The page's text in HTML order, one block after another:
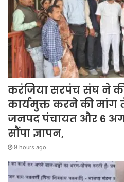
करंजिया सरपंच संघ ने
कार्यमुक्त करने की
जनपद पंचायत और 6
सौंपा ज्ञापन,
9 hours ago